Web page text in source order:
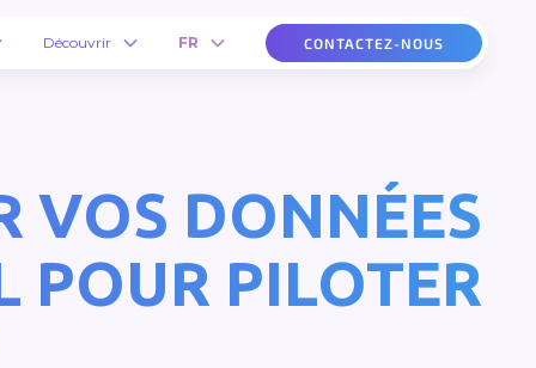
Découvrir FR CONTACTEZ-NOUS
VOS DONNÉES
POUR PILOTER